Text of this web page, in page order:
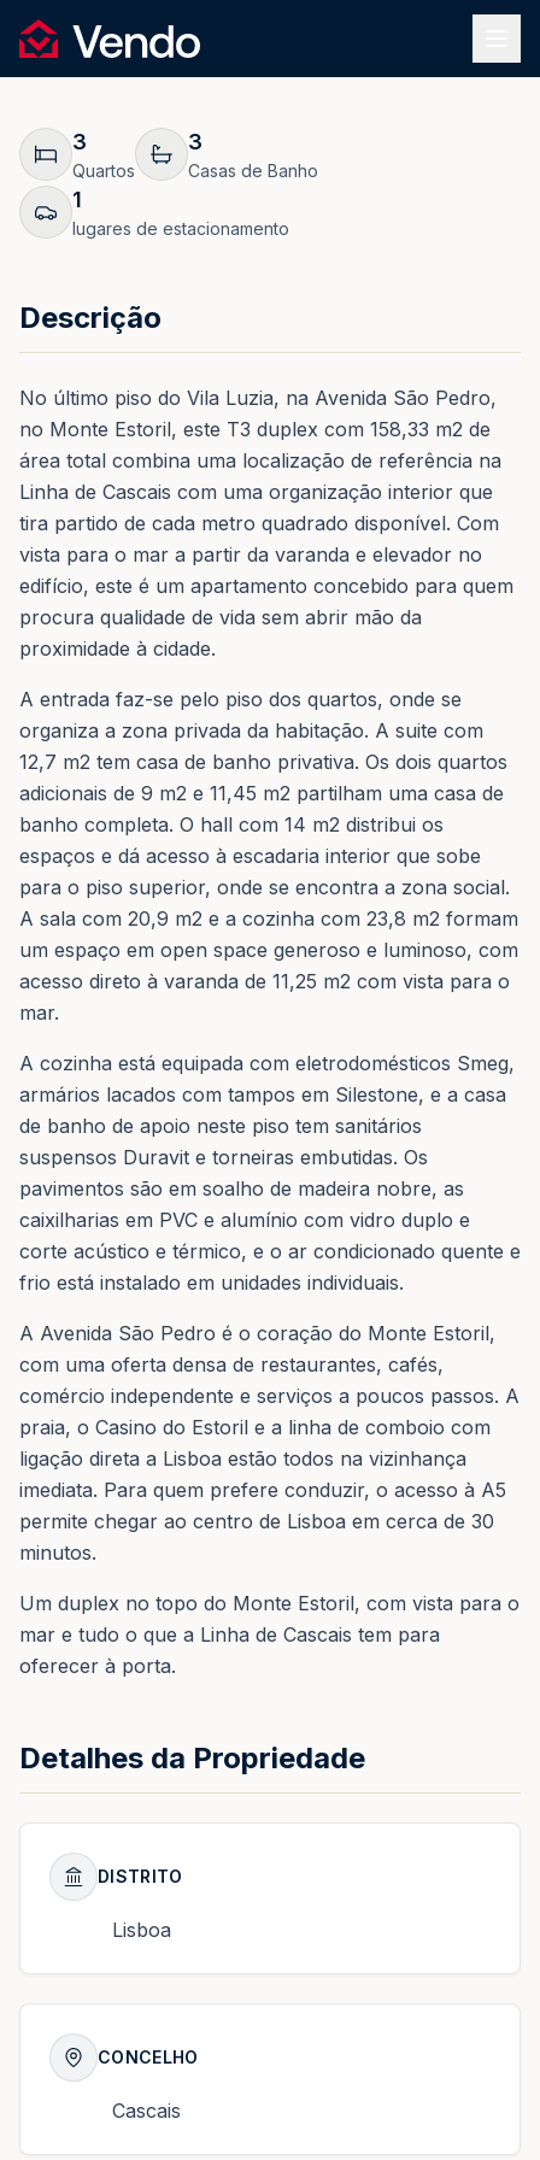
Vendo
3
Quartos
3
Casas de Banho
1
lugares de estacionamento
Descrição
No último piso do Vila Luzia, na Avenida São Pedro,
no Monte Estoril, este T3 duplex com 158,33 m2 de
área total combina uma localização de referência na
Linha de Cascais com uma organização interior que
tira partido de cada metro quadrado disponível. Com
vista para o mar a partir da varanda e elevador no
edifício, este é um apartamento concebido para quem
procura qualidade de vida sem abrir mão da
proximidade à cidade.
A entrada faz-se pelo piso dos quartos, onde se
organiza a zona privada da habitação. A suite com
12,7 m2 tem casa de banho privativa. Os dois quartos
adicionais de 9 m2 e 11,45 m2 partilham uma casa de
banho completa. O hall com 14 m2 distribui os
espaços e dá acesso à escadaria interior que sobe
para o piso superior, onde se encontra a zona social.
A sala com 20,9 m2 e a cozinha com 23,8 m2 formam
um espaço em open space generoso e luminoso, com
acesso direto à varanda de 11,25 m2 com vista para o
mar.
A cozinha está equipada com eletrodomésticos Smeg,
armários lacados com tampos em Silestone, e a casa
de banho de apoio neste piso tem sanitários
suspensos Duravit e torneiras embutidas. Os
pavimentos são em soalho de madeira nobre, as
caixilharias em PVC e alumínio com vidro duplo e
corte acústico e térmico, e o ar condicionado quente e
frio está instalado em unidades individuais.
A Avenida São Pedro é o coração do Monte Estoril,
com uma oferta densa de restaurantes, cafés,
comércio independente e serviços a poucos passos. A
praia, o Casino do Estoril e a linha de comboio com
ligação direta a Lisboa estão todos na vizinhança
imediata. Para quem prefere conduzir, o acesso à A5
permite chegar ao centro de Lisboa em cerca de 30
minutos.
Um duplex no topo do Monte Estoril, com vista para o
mar e tudo o que a Linha de Cascais tem para
oferecer à porta.
Detalhes da Propriedade
DISTRITO
Lisboa
CONCELHO
Cascais